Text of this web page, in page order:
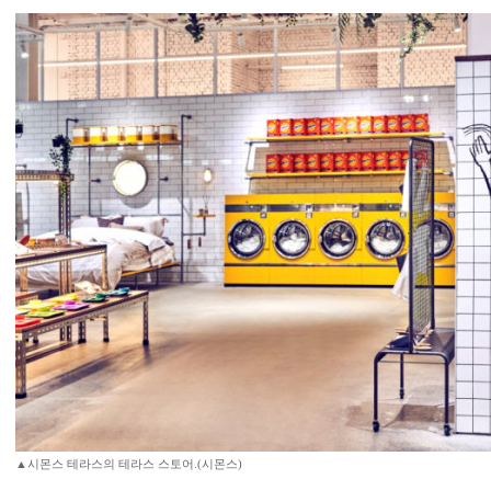
▲시몬스 테라스의 테라스 스토어.(시몬스)